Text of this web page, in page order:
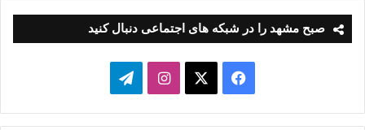
صبح مشهد را در شبکه های اجتماعی دنبال کنید
فیسبوک ایکساینستاگرامتلگرام